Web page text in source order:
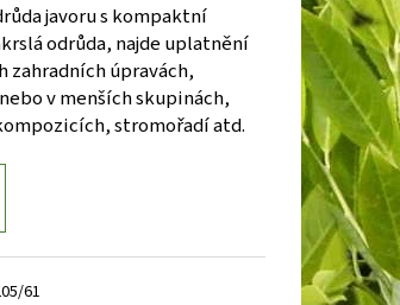
javoru s kompaktní
odrůda, najde uplatnění
zahradních úpravách,
v menších skupinách,
stromořadí atd.
61
Následující